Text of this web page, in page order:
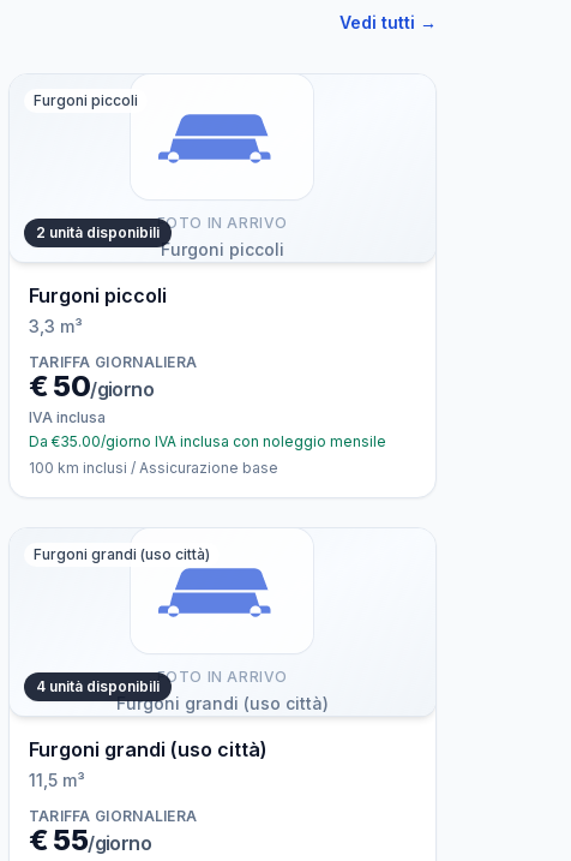
Vedi tutti →
FOTO IN ARRIVO
Furgoni piccoli
Furgoni piccoli
2 unità disponibili
Furgoni piccoli
3,3 m³
TARIFFA GIORNALIERA
€50/giorno
IVA inclusa
Da €35.00/giorno IVA inclusa con noleggio mensile
100 km inclusi / Assicurazione base
FOTO IN ARRIVO
Furgoni grandi (uso città)
Furgoni grandi (uso città)
4 unità disponibili
Furgoni grandi (uso città)
11,5 m³
TARIFFA GIORNALIERA
€55/giorno